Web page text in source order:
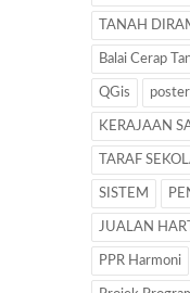
TANAH
Balai Cerap
QGis poster
KERAJAAN
TARAF
SISTEM
JUALAN
PPR Harmoni